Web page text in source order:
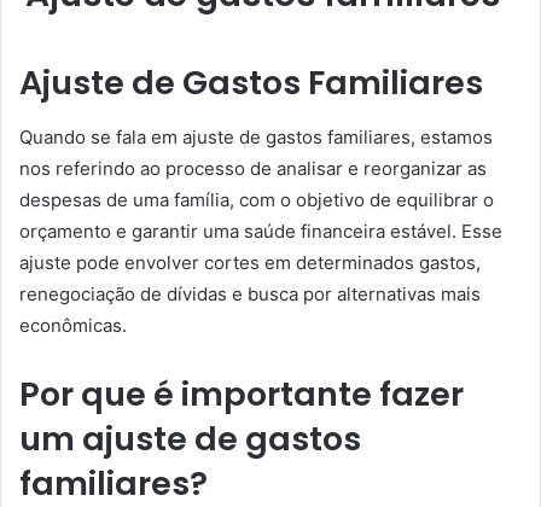
Ajuste de Gastos Familiares
Quando se fala em ajuste de gastos familiares, estamos
nos referindo ao processo de analisar e reorganizar as
despesas de uma família, com o objetivo de equilibrar o
orçamento e garantir uma saúde financeira estável. Esse
ajuste pode envolver cortes em determinados gastos,
renegociação de dívidas e busca por alternativas mais
econômicas.
Por que é importante fazer
um ajuste de gastos
familiares?